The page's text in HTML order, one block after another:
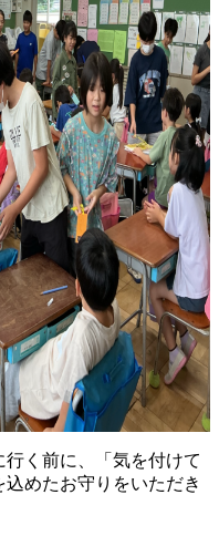
行く前に、「気を付けて
めたお守りをいただき